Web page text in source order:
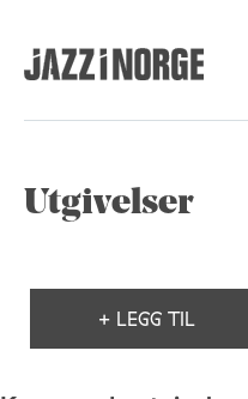
Utgivelser
+ LEGG TIL